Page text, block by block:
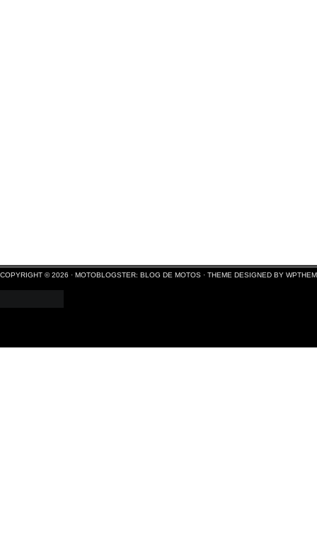
COPYRIGHT © 2026 · MOTOBLOGSTER: BLOG DE MOTOS · THEME DESIGNED BY